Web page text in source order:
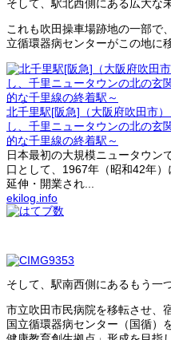
そして、駅北西側にある広大な
これも吹田操車場跡地の一部で
立循環器病センターがこの地に
北千里駅[阪急]（大阪府吹田市
し、千里ニュータウンの北の玄
的な千里線の終着駅～
日本最初の大規模ニュータウン
口として、1967年（昭和42年
延伸・開業され...
ekilog.info
そして、駅南西側にあるもう一
市立吹田市民病院を移転させ、
国立循環器病センター（国循）